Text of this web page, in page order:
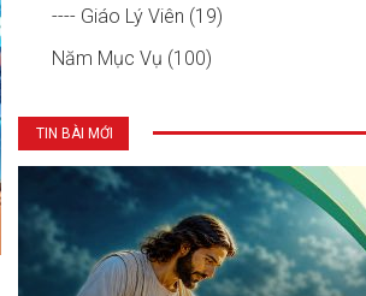
---- Giáo Lý Viên (19)
Năm Mục Vụ (100)
TIN BÀI MỚI